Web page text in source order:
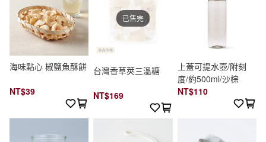
海味點心 椒鹽魚酥餅
NT$39
台灣香草莢三溫糖
NT$169
已售完
上蓋可提水壺/附刻
度/約500ml/沙棕
NT$110